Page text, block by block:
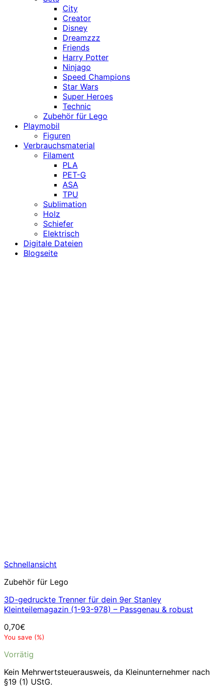
City
Creator
Disney
Dreamzzz
Friends
Harry Potter
Ninjago
Speed Champions
Star Wars
Super Heroes
Technic
Zubehör für Lego
Playmobil
Figuren
Verbrauchsmaterial
Filament
PLA
PET-G
ASA
TPU
Sublimation
Holz
Schiefer
Elektrisch
Digitale Dateien
Blogseite
Schnellansicht
Zubehör für Lego
3D-gedruckte Trenner für dein 9er Stanley
Kleinteilemagazin (1-93-978) – Passgenau & robust
0,70€
You save (%)
Vorrätig
Kein Mehrwertsteuerausweis, da Kleinunternehmer nach
§19 (1) UStG.